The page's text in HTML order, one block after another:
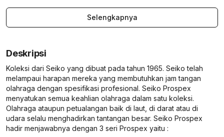
Selengkapnya
Deskripsi
Koleksi dari Seiko yang dibuat pada tahun 1965. Seiko telah
melampaui harapan mereka yang membutuhkan jam tangan
olahraga dengan spesifikasi profesional. Seiko Prospex
menyatukan semua keahlian olahraga dalam satu koleksi.
Olahraga ataupun petualangan baik di laut, di darat atau di
udara selalu menghadirkan tantangan besar. Seiko Prospex
hadir menjawabnya dengan 3 seri Prospex yaitu :